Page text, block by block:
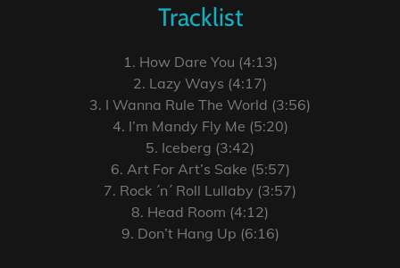
Tracklist
1. How Dare You (4:13)
2. Lazy Ways (4:17)
3. I Wanna Rule The World (3:56)
4. I’m Mandy Fly Me (5:20)
5. Iceberg (3:42)
6. Art For Art’s Sake (5:57)
7. Rock ´n´ Roll Lullaby (3:57)
8. Head Room (4:12)
9. Don’t Hang Up (6:16)